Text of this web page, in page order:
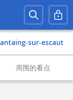
cantaing-sur-escaut
周围的看点